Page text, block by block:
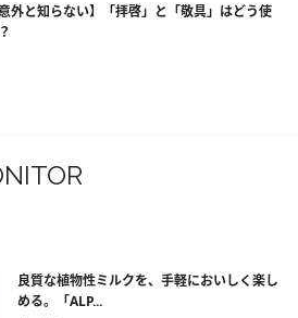
意外と知らない】「拝啓」と「敬具」はどう使
良質な植物性ミルクを、手軽においしく楽し
める。「ALP...